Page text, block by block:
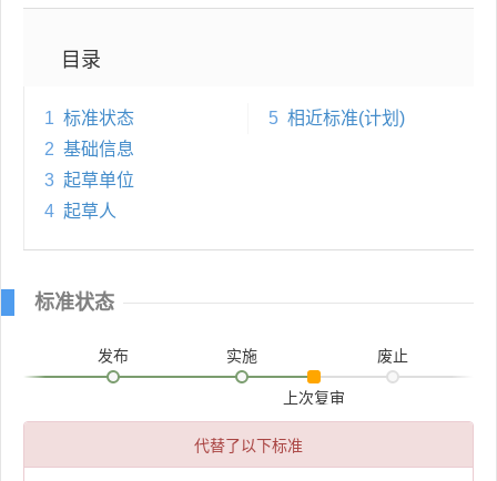
目录
1 标准状态
2 基础信息
3 起草单位
4 起草人
5 相近标准(计划)
标准状态
发布 实施
上次复审
废止
代替了以下标准